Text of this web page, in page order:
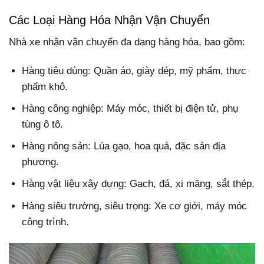
Các Loại Hàng Hóa Nhận Vận Chuyển
Nhà xe nhận vận chuyển đa dạng hàng hóa, bao gồm:
Hàng tiêu dùng: Quần áo, giày dép, mỹ phẩm, thực
phẩm khô.
Hàng công nghiệp: Máy móc, thiết bị điện tử, phụ
tùng ô tô.
Hàng nông sản: Lúa gạo, hoa quả, đặc sản địa
phương.
Hàng vật liệu xây dựng: Gạch, đá, xi măng, sắt thép.
Hàng siêu trường, siêu trọng: Xe cơ giới, máy móc
công trình.